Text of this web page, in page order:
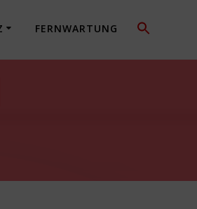
FERNWARTUNG